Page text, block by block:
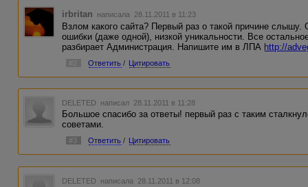
irbritan написала 28.11.2011 в 11:23
Взлом какого сайта? Первый раз о такой причине слышу.
ошибки (даже одной), низкой уникальности. Все
разбирает Администрация. Напишите им в ЛПА http://
Ответить / Цитировать
DELETED написал 28.11.2011 в 11:28
Большое спасибо за ответы! первый раз с таким
советами.
#3 Ответить / Цитировать
DELETED написала 28.11.2011 в 12:08